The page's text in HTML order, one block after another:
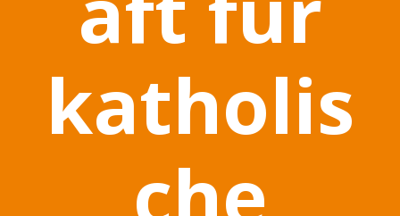
katholis
che